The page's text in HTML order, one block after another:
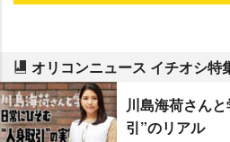
オリコンニュース イチオシ特
川島海荷さん
引”のリアル